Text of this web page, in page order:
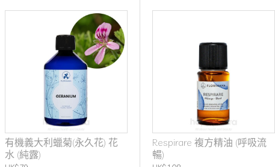
有機義大利蠟菊(永久花) 花
水 (純露)
RELAXARE 複方精油 (舒緩放
鬆)
Respirare 複方精油 (呼吸流
暢)